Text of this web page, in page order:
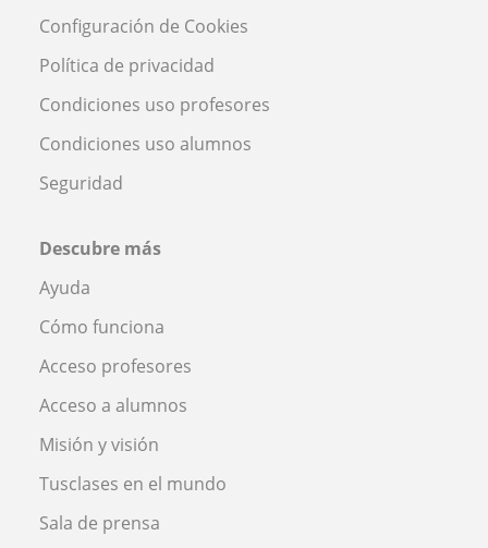
Configuración de Cookies
Política de privacidad
Condiciones uso profesores
Condiciones uso alumnos
Seguridad
Descubre más
Ayuda
Cómo funciona
Acceso profesores
Acceso a alumnos
Misión y visión
Tusclases en el mundo
Sala de prensa